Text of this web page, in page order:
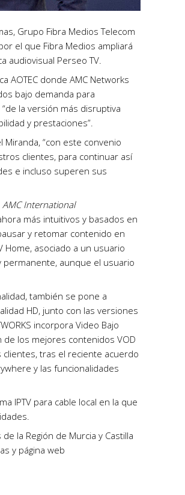
Grupo Fibra Medios Telecom
el que Fibra Medios ampliará
audiovisual Perseo TV.
AOTEC donde AMC Networks
bajo demanda para
la versión más disruptiva
y prestaciones”.
“con este convenio
clientes, para continuar así
e incluso superen sus
AMC International
más intuitivos y basados en
y retomar contenido en
Home, asociado a un usuario
aunque el usuario
también se pone a
HD, junto con las versiones
incorpora Video Bajo
de los mejores contenidos VOD
tras el reciente acuerdo
y las funcionalidades
IPTV para cable local en la que
la Región de Murcia y Castilla
y página web